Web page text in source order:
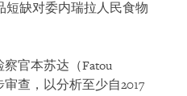
短缺对委内瑞拉人民食物
察官本苏达（Fatou
审查，以分析至少自2017